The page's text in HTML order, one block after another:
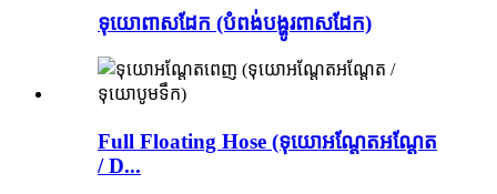
ទុយោពាសដែក (បំពង់បង្ហូរពាសដែក)
Full Floating Hose (ទុយោអណ្តែតអណ្តែត
/ D...